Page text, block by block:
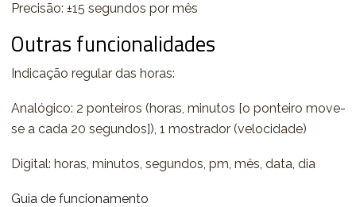
Precisão: ±15 segundos por mês
Outras funcionalidades
Indicação regular das horas:
Analógico: 2 ponteiros (horas, minutos [o ponteiro move-
se a cada 20 segundos]), 1 mostrador (velocidade)
Digital: horas, minutos, segundos, pm, mês, data, dia
Guia de funcionamento